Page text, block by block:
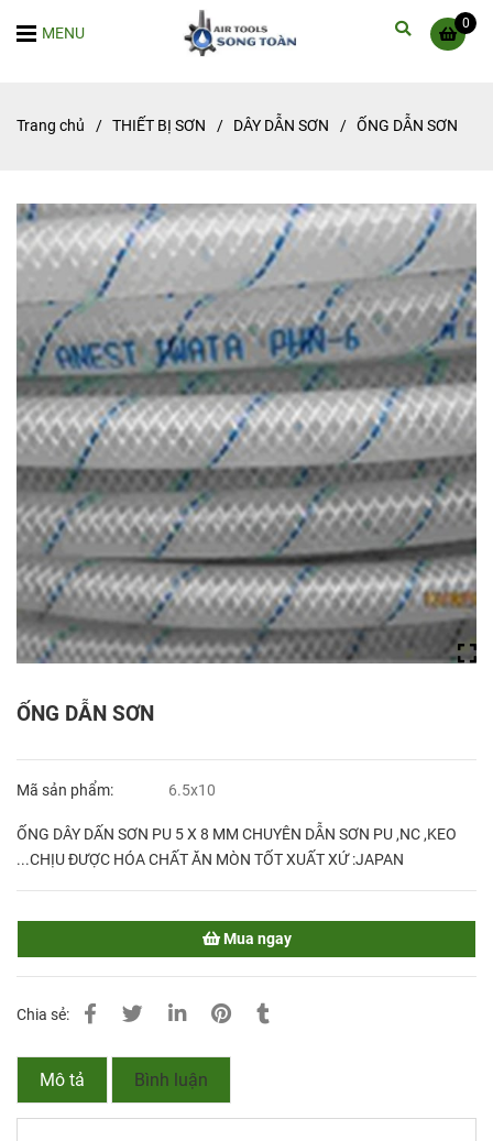
0
MENU
Trang chủ / THIẾT BỊ SƠN / DÂY DẪN SƠN / ỐNG DẪN SƠN
ỐNG DẪN SƠN
Mã sản phẩm: 6.5x10
ỐNG DÂY DẤN SƠN PU 5 X 8 MM CHUYÊN DẪN SƠN PU ,NC ,KEO
...CHỊU ĐƯỢC HÓA CHẤT ĂN MÒN TỐT XUẤT XỨ :JAPAN
Mua ngay
Chia sẻ:
Mô tả Bình luận